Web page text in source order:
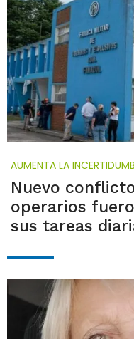
AUMENTA LA
Nuevo
operarios
sus tareas